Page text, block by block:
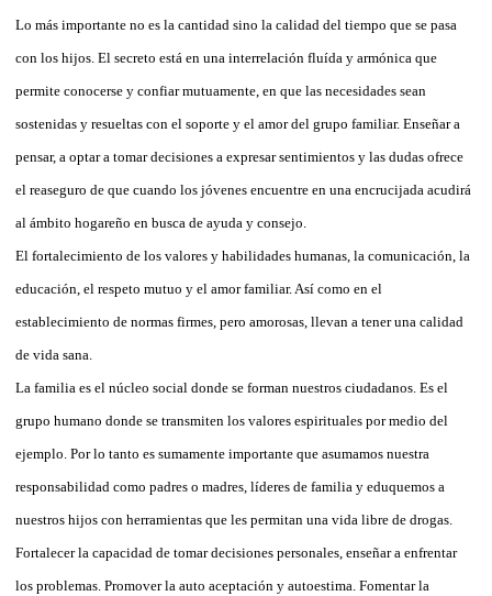
Lo más importante no es la cantidad sino la calidad del tiempo que se pasa
con los hijos. El secreto está en una interrelación fluída y armónica que
permite conocerse y confiar mutuamente, en que las necesidades sean
sostenidas y resueltas con el soporte y el amor del grupo familiar. Enseñar a
pensar, a optar a tomar decisiones a expresar sentimientos y las dudas ofrece
el reaseguro de que cuando los jóvenes encuentre en una encrucijada acudirá
al ámbito hogareño en busca de ayuda y consejo.
El fortalecimiento de los valores y habilidades humanas, la comunicación, la
educación, el respeto mutuo y el amor familiar. Así como en el
establecimiento de normas firmes, pero amorosas, llevan a tener una calidad
de vida sana.
La familia es el núcleo social donde se forman nuestros ciudadanos. Es el
grupo humano donde se transmiten los valores espirituales por medio del
ejemplo. Por lo tanto es sumamente importante que asumamos nuestra
responsabilidad como padres o madres, líderes de familia y eduquemos a
nuestros hijos con herramientas que les permitan una vida libre de drogas.
Fortalecer la capacidad de tomar decisiones personales, enseñar a enfrentar
los problemas. Promover la auto aceptación y autoestima. Fomentar la